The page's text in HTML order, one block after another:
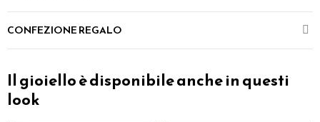
CONFEZIONE REGALO
Il gioiello è disponibile anche in questi
look